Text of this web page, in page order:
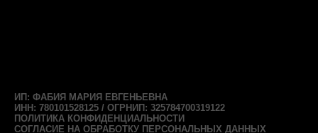
ИП: ФАБИЯ МАРИЯ ЕВГЕНЬЕВНА
ИНН: 780101528125 / ОГРНИП: 325784700319122
ПОЛИТИКА КОНФИДЕНЦИАЛЬНОСТИ
СОГЛАСИЕ НА ОБРАБОТКУ ПЕРСОНАЛЬНЫХ ДАННЫХ